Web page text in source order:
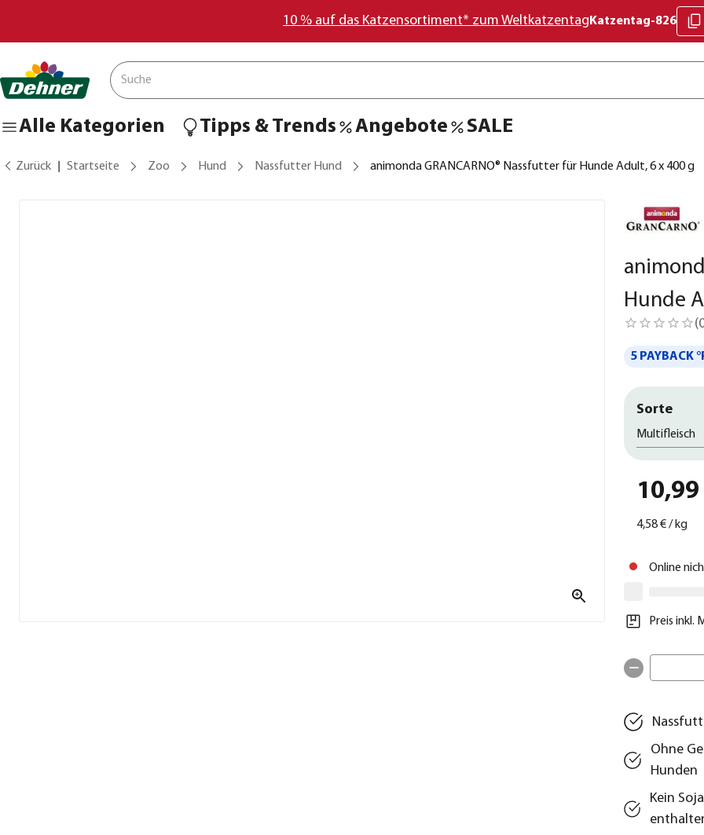
10 % auf das Katzensortiment* zum Weltkatzentag Katzentag-826
Alle Kategorien Tipps & Trends Angebote SALE
Zurück Startseite Zoo Hund Nassfutter Hund animonda GRANCARNO® Nassfutter für Hunde Adult, 6 x 400 g
Hunde
(
5 PAYBACK
Sorte
Multifleisch
10,99
4,58 €/ kg
Online
Preis inkl.
Ohne
Hunden
Kein